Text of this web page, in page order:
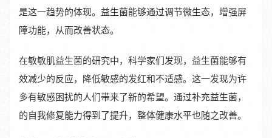
是这一趋势的体现。益生菌能够通过调节微生态，增强屏
障功能，从而改善状态。
在敏敏肌益生菌的研究中，科学家们发现，益生菌能够有
效减少的反应，降低敏感的发红和不适感。这一发现为许
多有敏感困扰的人们带来了新的希望。通过补充益生菌，
的自我修复能力得到了提升，整体健康水平也随之改善。